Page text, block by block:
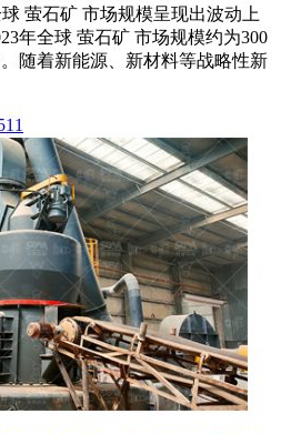
萤石矿 市场规模呈现出波动上
年全球 萤石矿 市场规模约为300
随着新能源、新材料等战略性新